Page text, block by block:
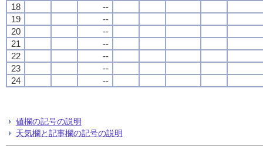
18
--
19
--
20
--
21
--
22
--
23
--
24
--
値欄の記号の説明
天気欄と記事欄の記号の説明